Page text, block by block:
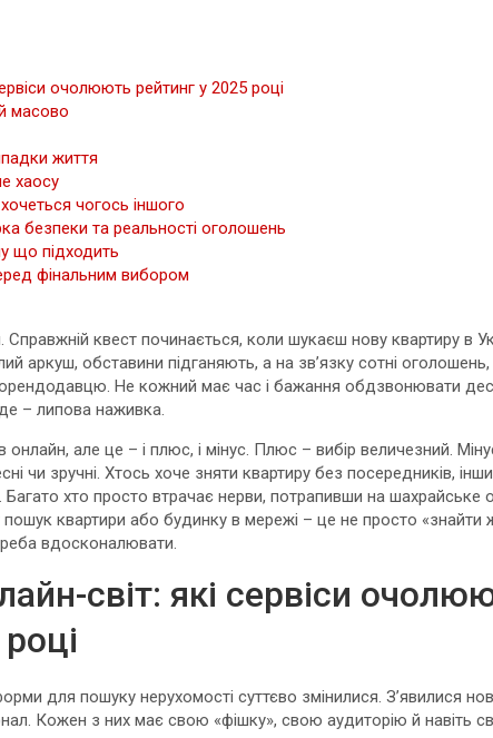
очолюють рейтинг у 2025 році
масово
життя
хаосу
чогось іншого
безпеки та реальності оголошень
що підходить
фінальним вибором
квест починається, коли шукаєш нову квартиру в
аркуш, обставини підганяють, а на зв’язку сотні оголошень,
орендодавцю. Не кожний має час і бажання обдзвонювати
– липова наживка.
але це – і плюс, і мінус. Плюс – вибір величезний.
чи зручні. Хтось хоче зняти квартиру без посередників,
Багато хто просто втрачає нерви, потрапивши на шахрайське
квартири або будинку в мережі – це не просто «знайти
вдосконалювати.
світ: які сервіси
для пошуку нерухомості суттєво змінилися. З’явилися
Кожен з них має свою «фішку», свою аудиторію й навіть